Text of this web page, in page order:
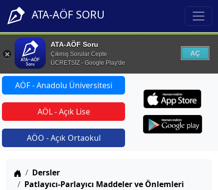
ATA-AÖF SORU
ATA-AÖF Soru
Çıkmış Sorular Cepte
ÜCRETSİZ - Google Play'de
AÇ
AÖF - Anadolu Üniversitesi
AÖL - Açık Lise
AÖO - Açık Ortaokul
Anasayfa
Dersler
Patlayıcı-Parlayıcı Maddeler ve Önlemleri